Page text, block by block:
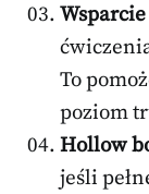
To
poziom
Hollow
jeśli